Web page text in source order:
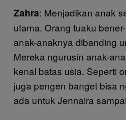
Zahra: Menjadikan anak
utama. Orang tuaku
anak-anaknya dibanding
Mereka ngurusin anak-
kenal batas usia. Seperti
juga pengen banget bisa
ada untuk Jennaira